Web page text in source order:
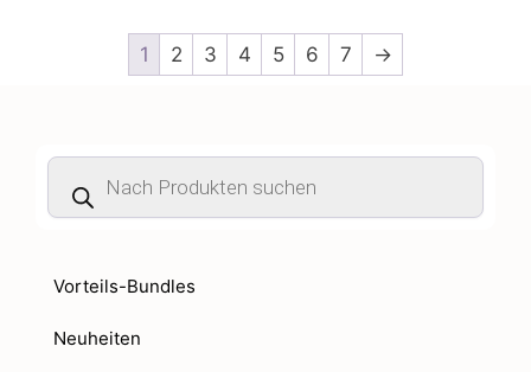
1 2 3 4 5 6 7 →
Products
search
Vorteils-Bundles
Neuheiten